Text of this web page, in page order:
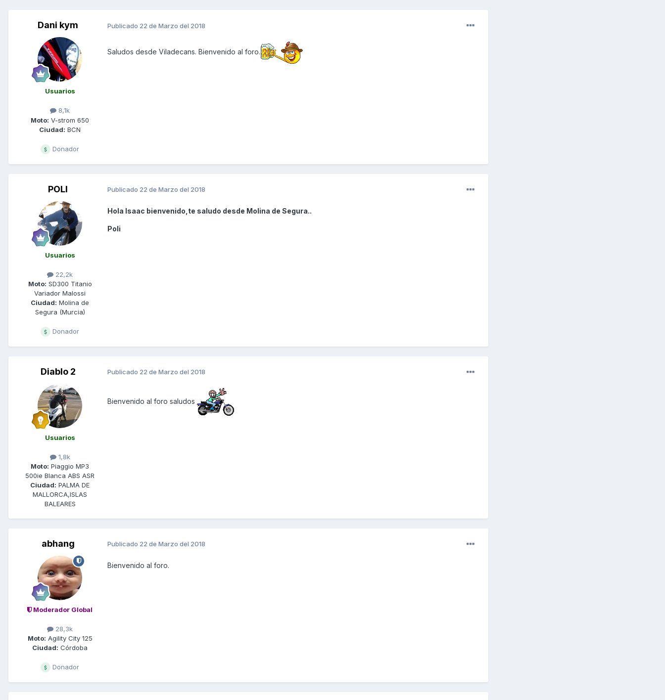
Dani kym
Usuarios
8,1k
Moto: V-strom 650
Ciudad: BCN
Donador
Publicado 22 de Marzo del 2018
Saludos desde Viladecans. Bienvenido al foro.
POLI
Usuarios
22,2k
Moto: SD300 Titanio
Variador Malossi
Ciudad: Molina de
Segura (Murcia)
Donador
Publicado 22 de Marzo del 2018
Hola Isaac bienvenido,te saludo desde Molina de Segura..
Poli
Diablo 2
Usuarios
1,8k
Moto: Piaggio MP3
500ie Blanca ABS ASR
Ciudad: PALMA DE
MALLORCA,ISLAS
BALEARES
Publicado 22 de Marzo del 2018
Bienvenido al foro saludos
abhang
Moderador Global
28,3k
Moto: Agility City 125
Ciudad: Córdoba
Donador
Publicado 22 de Marzo del 2018
Bienvenido al foro.